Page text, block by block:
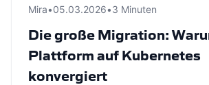
Mira•05.03.2026•3 Minuten
Die große Migration:
Plattform auf Kubernetes
konvergiert